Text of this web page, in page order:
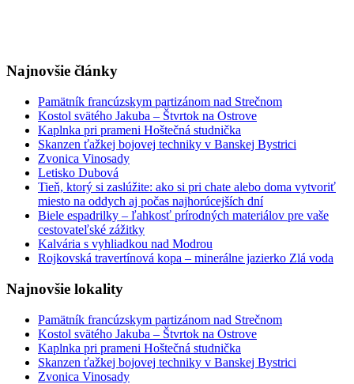
Najnovšie články
Pamätník francúzskym partizánom nad Strečnom
Kostol svätého Jakuba – Štvrtok na Ostrove
Kaplnka pri prameni Hoštečná studnička
Skanzen ťažkej bojovej techniky v Banskej Bystrici
Zvonica Vinosady
Letisko Dubová
Tieň, ktorý si zaslúžite: ako si pri chate alebo doma vytvoriť
miesto na oddych aj počas najhorúcejších dní
Biele espadrilky – ľahkosť prírodných materiálov pre vaše
cestovateľské zážitky
Kalvária s vyhliadkou nad Modrou
Rojkovská travertínová kopa – minerálne jazierko Zlá voda
Najnovšie lokality
Pamätník francúzskym partizánom nad Strečnom
Kostol svätého Jakuba – Štvrtok na Ostrove
Kaplnka pri prameni Hoštečná studnička
Skanzen ťažkej bojovej techniky v Banskej Bystrici
Zvonica Vinosady